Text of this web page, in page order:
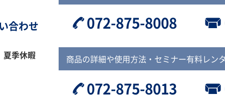
合わせ
夏季休暇
072-875-8008
商品の詳細や使用方法・セミナー有料レン
072-875-8013